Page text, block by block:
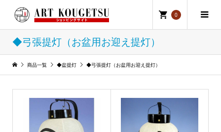
0
◆弓張提灯（お盆用お迎え提灯）
商品一覧 ◆盆提灯 ◆弓張提灯（お盆用お迎え提灯）